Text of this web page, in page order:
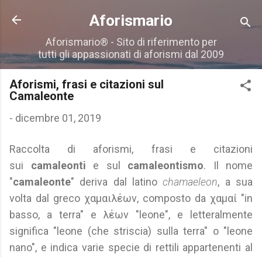
Passa ai contenuti principali
Aforismario
Aforismario® - Sito di riferimento per
tutti gli appassionati di aforismi dal 2009
Aforismi, frasi e citazioni sul
Camaleonte
- dicembre 01, 2019
Raccolta di aforismi, frasi e citazioni
sui camaleonti e sul camaleontismo. Il nome
"camaleonte" deriva dal latinochamaeleon, a sua
volta dal greco χαμαιλέων, composto da χαμαί "in
basso, a terra" e λέων "leone", e letteralmente
significa "leone (che striscia) sulla terra" o "leone
nano", e indica varie specie di rettili appartenenti al